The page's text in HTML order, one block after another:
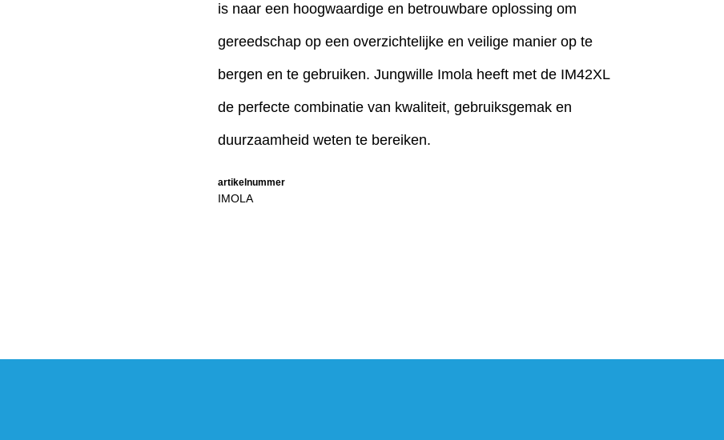
is naar een hoogwaardige en betrouwbare oplossing om
gereedschap op een overzichtelijke en veilige manier op te
bergen en te gebruiken. Jungwille Imola heeft met de IM42XL
de perfecte combinatie van kwaliteit, gebruiksgemak en
duurzaamheid weten te bereiken.
artikelnummer
IMOLA